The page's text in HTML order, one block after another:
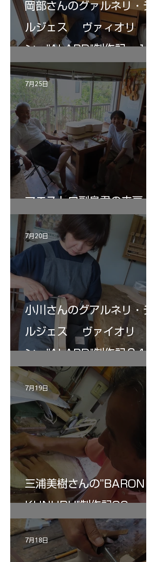
岡部さんのグァルネリ・デ
ルジェス ヴァィオリ
ン ”ALARD"制作記 １2
マエストロ副島君の来房
7月25日
小川さんのグアルネリ・デ
ルジェス ヴァイオリ
ン ”ALARD"制作記３4
7月20日
三浦美樹さんの”BARON・
KUNUPU"制作記30
7月19日
7月18日